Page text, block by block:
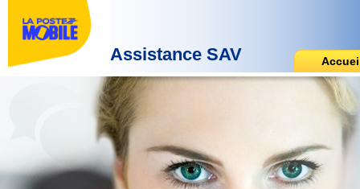
Assistance SAV